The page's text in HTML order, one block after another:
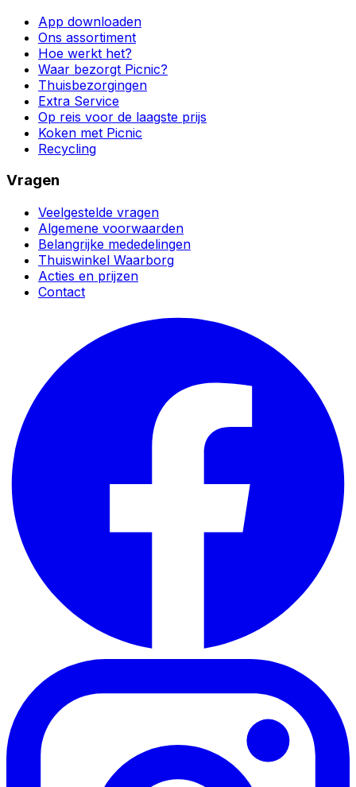
App downloaden
Ons assortiment
Hoe werkt het?
Waar bezorgt Picnic?
Thuisbezorgingen
Extra Service
Op reis voor de laagste prijs
Koken met Picnic
Recycling
Vragen
Veelgestelde vragen
Algemene voorwaarden
Belangrijke mededelingen
Thuiswinkel Waarborg
Acties en prijzen
Contact